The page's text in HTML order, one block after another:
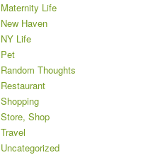
Maternity Life
New Haven
NY Life
Pet
Random Thoughts
Restaurant
Shopping
Store, Shop
Travel
Uncategorized